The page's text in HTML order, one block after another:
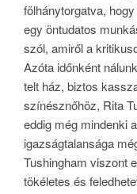
fölhánytorgatva,
egy öntudatos
szól, amiről a
Azóta időnként
telt ház, biztos
színésznőhöz, Rita
eddig még mindenki
igazságtalansága
Tushingham viszont
tökéletes és